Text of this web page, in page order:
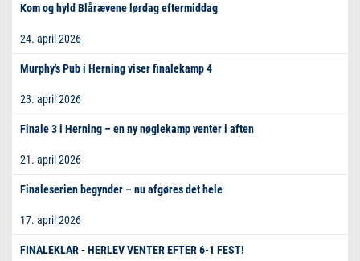
Kom og hyld Blårævene lørdag eftermiddag
24. april 2026
Murphy's Pub i Herning viser finalekamp 4
23. april 2026
Finale 3 i Herning – en ny nøglekamp venter i aften
21. april 2026
Finaleserien begynder – nu afgøres det hele
17. april 2026
FINALEKLAR - HERLEV VENTER EFTER 6-1 FEST!